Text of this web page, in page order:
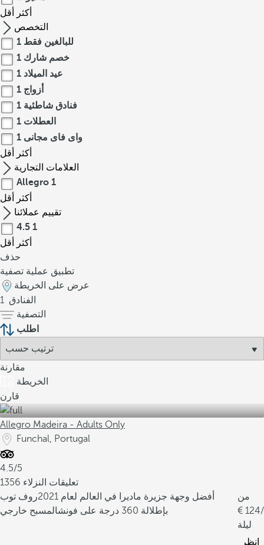
أكثر
أقل
التخصص
للبالغين فقط 1
خصم شارك 1
عيد الميلاد 1
أزواج 1
فنادق شاطئية 1
العطلات 1
واى فاى مجانى 1
أكثر
أقل
العلامات التجارية
Allegro 1
أكثر
أقل
تقييم عملائنا
4.5 1
أكثر
أقل
حذف
تطبيق عملية تصفية
عرض على الخريطة
1 الفنادق
التصفية
اطلب
مقارنة
الخريطة
قارن
Allegro Madeira - Adults Only
Funchal, Portugal
4.5/5
1356 تعليقات النزلاء
أفضل وجهة جزيرة ماديرا في العالم لعام 2021
روف توب
بإطلالة 360 درجة على فونشال
مسبح خارجي
من
124/
ليلة
انظر